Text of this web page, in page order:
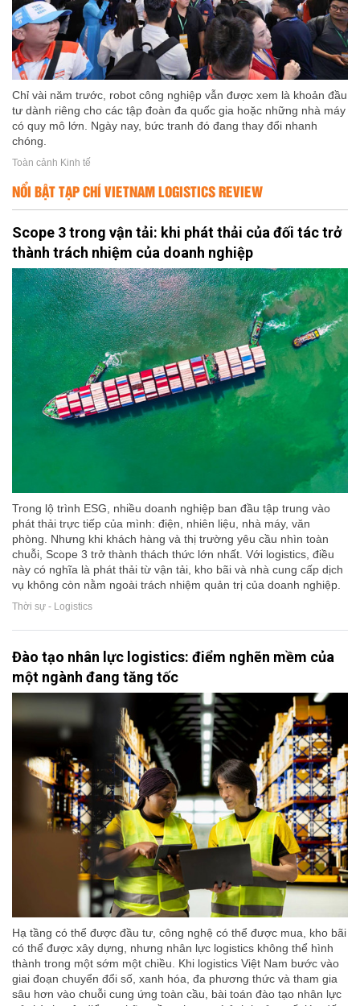
Chỉ vài năm trước, robot công nghiệp vẫn được xem là khoản đầu
tư dành riêng cho các tập đoàn đa quốc gia hoặc những nhà máy
có quy mô lớn. Ngày nay, bức tranh đó đang thay đổi nhanh
chóng.
Toàn cảnh Kinh tế
NỔI BẬT TẠP CHÍ VIETNAM LOGISTICS REVIEW
Scope 3 trong vận tải: khi phát thải của đối tác trở
thành trách nhiệm của doanh nghiệp
Trong lộ trình ESG, nhiều doanh nghiệp ban đầu tập trung vào
phát thải trực tiếp của mình: điện, nhiên liệu, nhà máy, văn
phòng. Nhưng khi khách hàng và thị trường yêu cầu nhìn toàn
chuỗi, Scope 3 trở thành thách thức lớn nhất. Với logistics, điều
này có nghĩa là phát thải từ vận tải, kho bãi và nhà cung cấp dịch
vụ không còn nằm ngoài trách nhiệm quản trị của doanh nghiệp.
Thời sự - Logistics
Đào tạo nhân lực logistics: điểm nghẽn mềm của
một ngành đang tăng tốc
Hạ tầng có thể được đầu tư, công nghệ có thể được mua, kho bãi
có thể được xây dựng, nhưng nhân lực logistics không thể hình
thành trong một sớm một chiều. Khi logistics Việt Nam bước vào
giai đoạn chuyển đổi số, xanh hóa, đa phương thức và tham gia
sâu hơn vào chuỗi cung ứng toàn cầu, bài toán đào tạo nhân lực